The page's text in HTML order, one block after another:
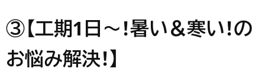
③【工期1日～！暑い＆寒い！の
お悩み解決！】